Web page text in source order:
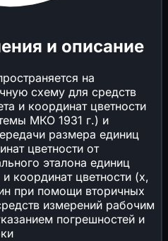
и описание
на
схему для средств
и координат цветности
МКО 1931 г.) и
размера единиц
цветности от
эталона единиц
координат цветности (х,
при помощи вторичных
измерений рабочим
погрешностей и